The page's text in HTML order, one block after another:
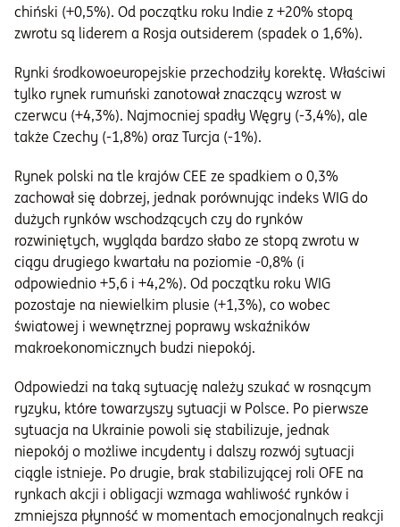
chiński (+0,5%). Od początku roku Indie z +20% stopą
zwrotu są liderem a Rosja outsiderem (spadek o 1,6%).
Rynki środkowoeuropejskie przechodziły korektę. Właściwi
tylko rynek rumuński zanotował znaczący wzrost w
czerwcu (+4,3%). Najmocniej spadły Węgry (-3,4%), ale
także Czechy (-1,8%) oraz Turcja (-1%).
Rynek polski na tle krajów CEE ze spadkiem o 0,3%
zachował się dobrzej, jednak porównując indeks WIG do
dużych rynków wschodzących czy do rynków
rozwiniętych, wygląda bardzo słabo ze stopą zwrotu w
ciągu drugiego kwartału na poziomie -0,8% (i
odpowiednio +5,6 i +4,2%). Od początku roku WIG
pozostaje na niewielkim plusie (+1,3%), co wobec
światowej i wewnętrznej poprawy wskaźników
makroekonomicznych budzi niepokój.
Odpowiedzi na taką sytuację należy szukać w rosnącym
ryzyku, które towarzyszy sytuacji w Polsce. Po pierwsze
sytuacja na Ukrainie powoli się stabilizuje, jednak
niepokój o możliwe incydenty i dalszy rozwój sytuacji
ciągle istnieje. Po drugie, brak stabilizującej roli OFE na
rynkach akcji i obligacji wzmaga wahliwość rynków i
zmniejsza płynność w momentach emocjonalnych reakcji